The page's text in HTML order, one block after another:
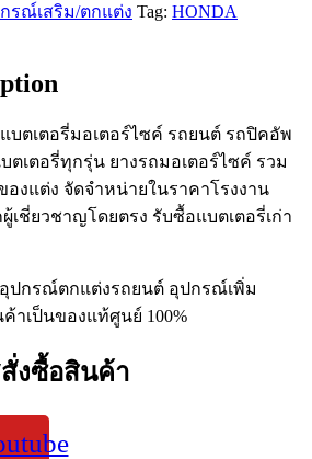
รณ์เสริม/ตกแต่ง Tag: HONDA
บตเตอรี่มอเตอร์ไซค์ รถยนต์ รถปิคอัพ
เตอรี่ทุกรุ่น ยางรถมอเตอร์ไซค์ รวม
งแต่ง จัดจำหน่ายในราคาโรงงาน
ชี่ยวชาญโดยตรง รับซื้อแบตเตอรี่เก่า
ปกรณ์ตกแต่งรถยนต์ อุปกรณ์เพิ่ม
าเป็นของแท้ศูนย์ 100%
งซื้อสินค้า